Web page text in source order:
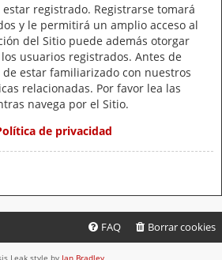
registrado. Registrarse tomará
y le permitirá un amplio acceso al
del Sitio puede además otorgar
usuarios registrados. Antes de
estar familiarizado con nuestros
relacionadas. Por favor lea las
navega por el Sitio.
de privacidad
Borrar cookies
FAQ
Leak style by Ian Bradley